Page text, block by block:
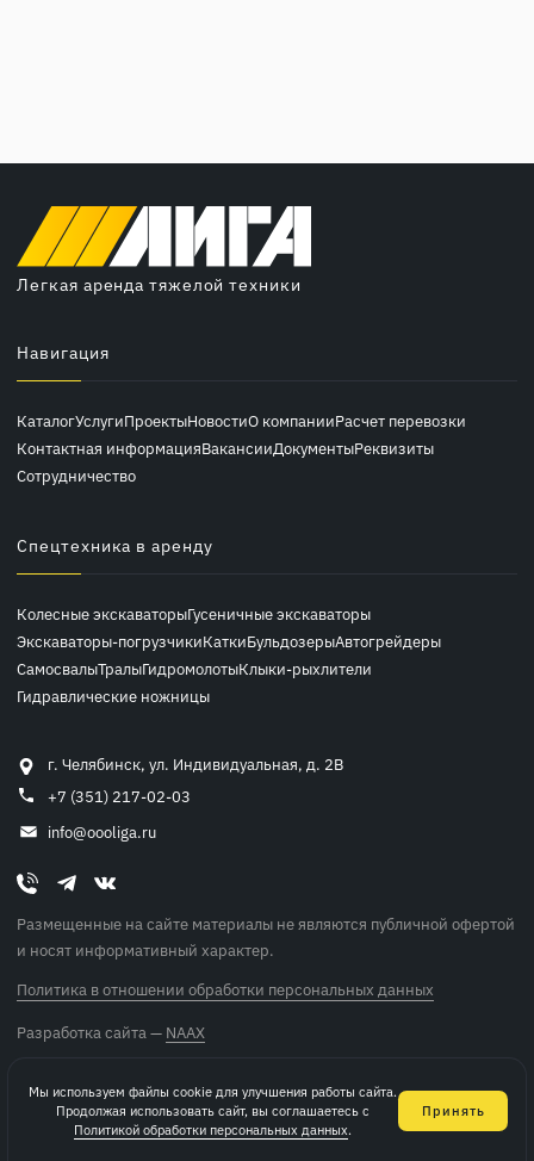
Мы используем файлы cookie для улучшения работы сайта.
Продолжая использовать сайт, вы соглашаетесь с
Политикой обработки персональных данных.
Принять
Легкая аренда тяжелой техники
г. Челябинск, ул. Индивидуальная, д. 2В
+7 (351) 217-02-03
info@oooliga.ru
Размещенные на сайте материалы не являются публичной офертой
и носят информативный характер.
Политика в отношении обработки персональных данных
Разработка сайта — NAAX
Навигация
КаталогУслугиПроектыНовостиО компанииРасчет перевозки
Контактная информацияВакансииДокументыРеквизиты
Сотрудничество
Спецтехника в аренду
Колесные экскаваторыГусеничные экскаваторы
Экскаваторы-погрузчикиКаткиБульдозерыАвтогрейдеры
СамосвалыТралыГидромолотыКлыки-рыхлители
Гидравлические ножницы